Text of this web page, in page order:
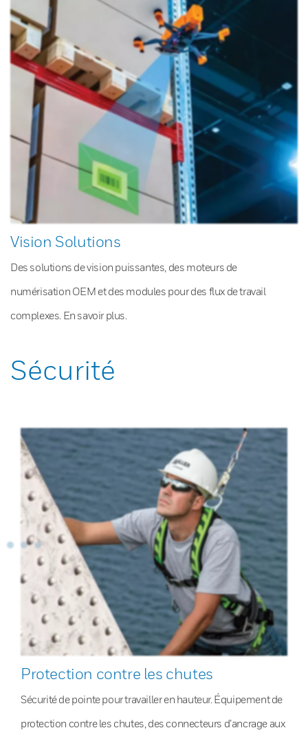
Vision Solutions
Des solutions de vision puissantes, des moteurs de
numérisation OEM et des modules pour des flux de travail
complexes. En savoir plus.
Sécurité
Protection contre les chutes
Sécurité de pointe pour travailler en hauteur. Équipement de
protection contre les chutes, des connecteurs d’ancrage aux